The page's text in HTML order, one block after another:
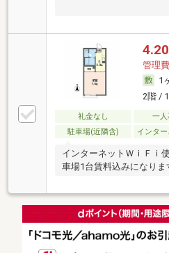
4.20
管理
1
2階 /
礼金なし 一人
駐車場(近隣含)
インタ
インターネットＷｉＦｉ
車場1台賃料込みになりま